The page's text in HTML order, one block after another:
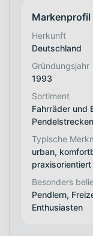
Markenprofil
Herkunft
Deutschland
Gründungsjahr
1993
Sortiment
Fahrräder und
Pendelstrecken
Typische
urban,
praxisorientiert
Besonders
Pendlern,
Enthusiasten